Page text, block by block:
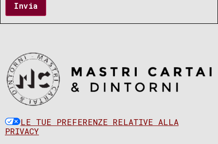
Invia
LE TUE PREFERENZE RELATIVE ALLA
PRIVACY